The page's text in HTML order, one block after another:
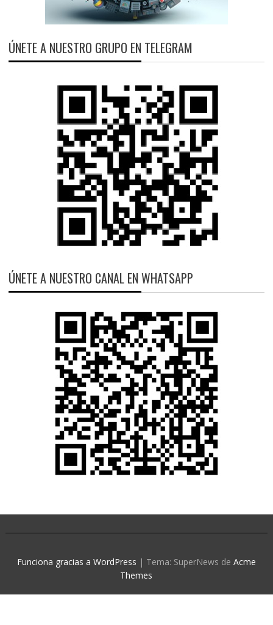
ÚNETE A NUESTRO GRUPO EN TELEGRAM
ÚNETE A NUESTRO CANAL EN WHATSAPP
Funciona gracias a WordPress | Tema: SuperNews de Acme
Themes